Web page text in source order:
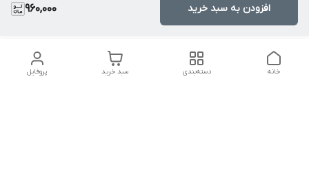
960,000 افزودن به سبد خرید
پروفایل سبد خرید دسته‌بندی خانه